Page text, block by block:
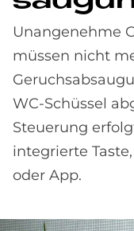
Unangenehme
müssen nicht
WC-Schüssel
Steuerung
integrierte
oder App.